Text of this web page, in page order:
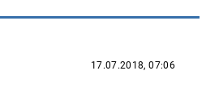
17.07.2018, 07:06